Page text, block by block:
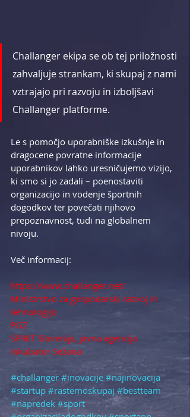
Challanger ekipa se ob tej priložnosti
zahvaljuje strankam, ki skupaj z nami
vztrajajo pri razvoju in izboljšavi
Challanger platforme.
Le s pomočjo uporabniške izkušnje in
dragocene povratne informacije
uporabnikov lahko uresničujemo vizijo,
ki smo si jo zadali – poenostaviti
organizacijo in vodenje športnih
dogodkov ter povečati njihovo
prepoznavnost, tudi na globalnem
nivoju.
Več informacij:
https://www.challanger.net/
Ministrstvo za gospodarski razvoj in
tehnologijo
PGZ
SPIRIT Slovenija, javna agencija
Inkubator Sežana
#challanger #inovacije #najinovacija
#startup #rastemoskupaj #bestteam
#napredek #sport